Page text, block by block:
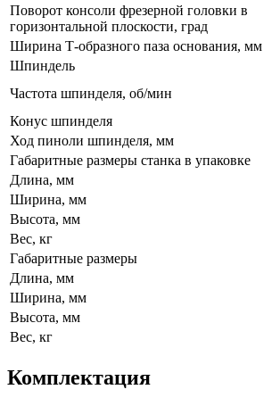
Поворот консоли фрезерной головки в
горизонтальной плоскости, град
Ширина Т-образного паза основания, мм
Шпиндель
Частота шпинделя, об/мин
Конус шпинделя
Ход пиноли шпинделя, мм
Габаритные размеры станка в упаковке
Длина, мм
Ширина, мм
Высота, мм
Вес, кг
Габаритные размеры
Длина, мм
Ширина, мм
Высота, мм
Вес, кг
Комплектация